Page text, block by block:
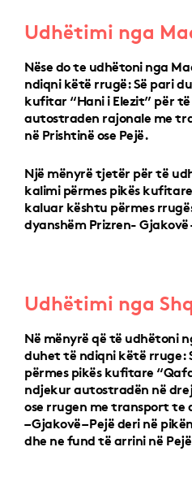
Udhëtimi nga
Nëse do te udhëtoni nga
ndiqni këtë rrugë: Së pari
kufitar “Hani i Elezit” për
autostraden rajonale me
në Prishtinë ose Pejë.
Një mënyrë tjetër për të
kalimi përmes pikës
kaluar kështu përmes
dyanshëm Prizren- Gjakovë
Udhëtimi nga
Në mënyrë që të udhëtoni
duhet të ndiqni këtë rruge:
përmes pikës kufitare
ndjekur autostradën në
ose rrugen me transport te
– Gjakovë – Pejë deri në
dhe ne fund të arrini në